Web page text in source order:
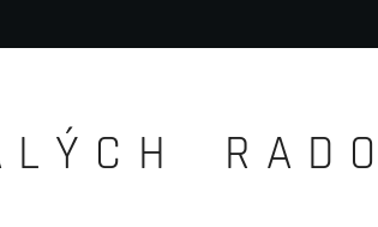
Ý C H R A D O